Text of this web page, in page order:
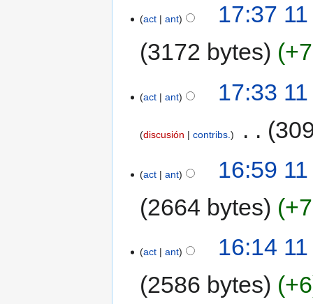
act ant
17:37
3172 bytes
act ant 17:33
discusión contribs.
act ant
16:59
2664 bytes
act ant
16:14
2586 bytes
+6